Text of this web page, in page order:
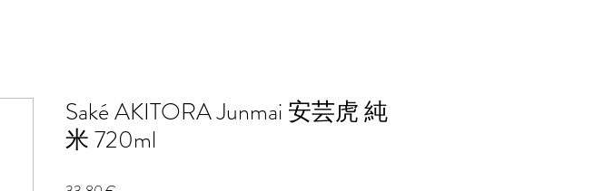
Saké AKITORA Junmai 安芸虎 純
米 720ml